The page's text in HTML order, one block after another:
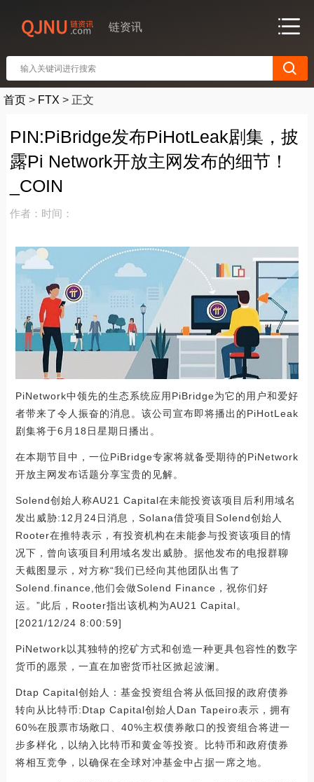
链资讯
首页 > FTX > 正文
PIN:PiBridge发布PiHotLeak剧集，披
露Pi Network开放主网发布的细节！
_COIN
作者： 时间：
PiNetwork中领先的生态系统应用PiBridge为它的用户和爱好
者带来了令人振奋的消息。该公司宣布即将播出的PiHotLeak
剧集将于6月18日星期日播出。
在本期节目中，一位PiBridge专家将就备受期待的PiNetwork
开放主网发布话题分享宝贵的见解。
Solend创始人称AU21 Capital在未能投资该项目后利用域名
发出威胁:12月24日消息，Solana借贷项目Solend创始人
Rooter在推特表示，有投资机构在未能参与投资该项目的情
况下，曾向该项目利用域名发出威胁。据他发布的电报群聊
天截图显示，对方称“我们已经向其他团队出售了
Solend.finance,他们会做Solend Finance，祝你们好
运。”此后，Rooter指出该机构为AU21 Capital。
[2021/12/24 8:00:59]
PiNetwork以其独特的挖矿方式和创造一种更具包容性的数字
货币的愿景，一直在加密货币社区掀起波澜。
Dtap Capital创始人：基金投资组合将从低回报的政府债券
转向从比特币:Dtap Capital创始人Dan Tapeiro表示，拥有
60%在股票市场敞口、40%主权债券敞口的投资组合将进一
步多样化，以纳入比特币和黄金等投资。比特币和政府债券
将相互竞争，以确保在全球对冲基金中占据一席之地。